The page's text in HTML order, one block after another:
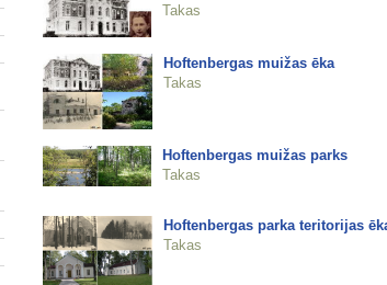
Takas
Hoftenbergas muižas ēka
Takas
Hoftenbergas muižas parks
Takas
Hoftenbergas parka teritorijas
Takas